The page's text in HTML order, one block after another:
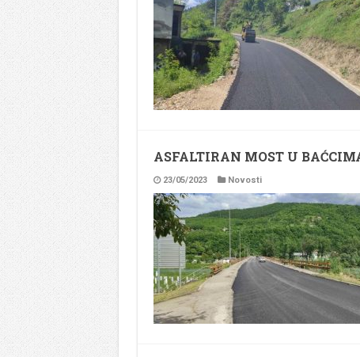
ASFALTIRAN MOST U
23/05/2023 Novosti